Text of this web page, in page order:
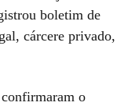
boletim de
cárcere privado,
o